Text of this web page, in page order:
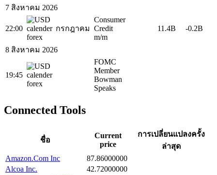
7 สิงหาคม 2026
22:00 กรกฎาคม
Consumer
Credit
m/m
11.4B -0.2B
8 สิงหาคม 2026
19:45
FOMC
Member
Bowman
Speaks
Connected Tools
ชื่อ
Current
price
การเปลี่ยนแปลงครั้ง
ล่าสุด
Amazon.Com Inc
87.86000000
Alcoa Inc.
42.72000000